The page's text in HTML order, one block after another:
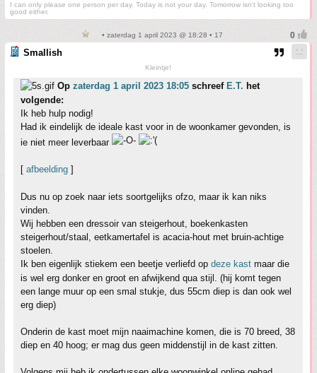
I can only please one person per day. Today is not your day. Tomorrow isn't looking too
good either.
• zaterdag 1 april 2023 @ 18:28 • 17
Smallish
Kleintje!
Op zaterdag 1 april 2023 18:05 schreef E.T. het
volgende:
Ik heb hulp nodig!
Had ik eindelijk de ideale kast voor in de woonkamer gevonden, is
ie niet meer leverbaar
[ afbeelding ]
Dus nu op zoek naar iets soortgelijks ofzo, maar ik kan niks
vinden.
Wij hebben een dressoir van steigerhout, boekenkasten
steigerhout/staal, eetkamertafel is acacia-hout met bruin-achtige
stoelen.
Ik ben eigenlijk stiekem een beetje verliefd op deze kast maar die
is wel erg donker en groot en afwijkend qua stijl. (hij komt tegen
een lange muur op een smal stukje, dus 55cm diep is dan ook wel
erg diep)
Onderin de kast moet mijn naaimachine komen, die is 70 breed, 38
diep en 40 hoog; er mag dus geen middenstijl in de kast zitten.